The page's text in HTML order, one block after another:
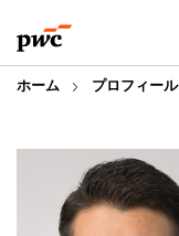
to
content
to
footer
ホーム プロフィール